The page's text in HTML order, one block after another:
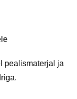
pealismaterjal ja